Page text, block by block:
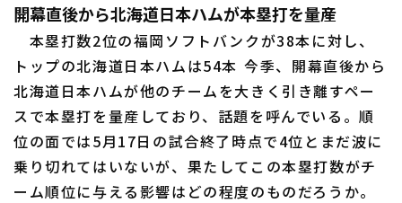
ファーム中地区
ファーム西地区
交流戦
北海道日本ハムファイターズ
東北楽天ゴールデンイーグルス
埼玉西武ライオンズ
千葉ロッテマリーンズ
オリックス・バファローズ
設定
開幕直後から北海道日本ハムが本塁打を量産
本塁打数2位の福岡ソフトバンクが38本に対し、
トップの北海道日本ハムは54本―― 今季、開幕直後から
北海道日本ハムが他のチームを大きく引き離すペー
スで本塁打を量産しており、話題を呼んでいる。順
位の面では5月17日の試合終了時点で4位とまだ波に
乗り切れてはいないが、果たしてこの本塁打数がチ
ーム順位に与える影響はどの程度のものだろうか。